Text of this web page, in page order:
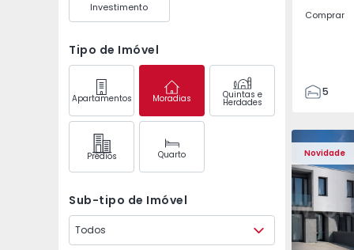
Investimento
Tipo de Imóvel
Apartamentos Moradias Quintas e
Herdades
Prédios Quarto
Sub-tipo de Imóvel
Todos
Comprar
5
270
300
3766
Novidade
Moradia Geminada
Moradia